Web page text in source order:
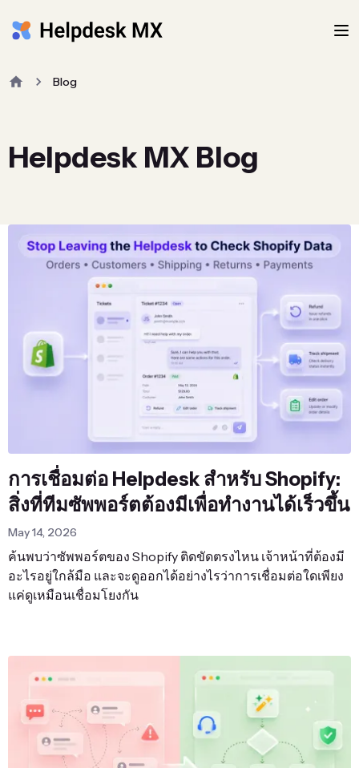
Blog
Helpdesk MX Blog
การเชื่อมต่อ Helpdesk สำหรับ Shopify:
สิ่งที่ทีมซัพพอร์ตต้องมีเพื่อทำงานได้เร็วขึ้น
May 14, 2026
ค้นพบว่าซัพพอร์ตของ Shopify ติดขัดตรงไหน เจ้าหน้าที่ต้องมี
อะไรอยู่ใกล้มือ และจะดูออกได้อย่างไรว่าการเชื่อมต่อใดเพียง
แค่ดูเหมือนเชื่อมโยงกัน